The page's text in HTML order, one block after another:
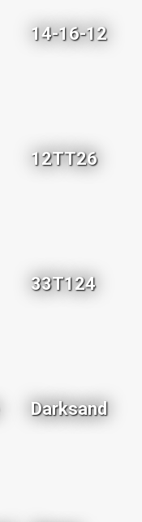
14-16-12
12TT26
33T124
Darksand